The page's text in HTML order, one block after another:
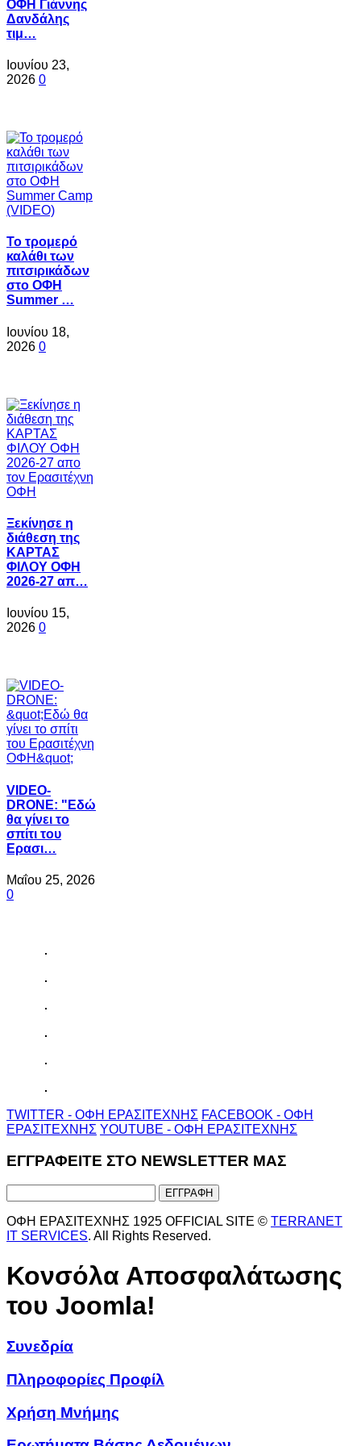
ΟΦΗ Γιάννης
Δανδάλης
τιμ…
Ιουνίου 23,
2026 0
Το τρομερό
καλάθι των
πιτσιρικάδων
στο ΟΦΗ
Summer …
Ιουνίου 18,
2026 0
Ξεκίνησε η
διάθεση της
ΚΑΡΤΑΣ
ΦΙΛΟΥ ΟΦΗ
2026-27 απ…
Ιουνίου 15,
2026 0
VIDEO-
DRONE: "Εδώ
θα γίνει το
σπίτι του
Ερασι…
Μαΐου 25, 2026
0
TWITTER - ΟΦΗ ΕΡΑΣΙΤΕΧΝΗΣ FACEBOOK - ΟΦΗ
ΕΡΑΣΙΤΕΧΝΗΣ YOUTUBE - ΟΦΗ ΕΡΑΣΙΤΕΧΝΗΣ
ΕΓΓΡΑΦΕΙΤΕ ΣΤΟ NEWSLETTER ΜΑΣ
ΟΦΗ ΕΡΑΣΙΤΕΧΝΗΣ 1925 OFFICIAL SITE © TERRANET
IT SERVICES. All Rights Reserved.
Κονσόλα Αποσφαλάτωσης
του Joomla!
Συνεδρία
Πληροφορίες Προφίλ
Χρήση Μνήμης